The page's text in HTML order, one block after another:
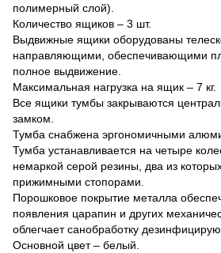
полимерный слой).
Количество ящиков – 3 шт.
Выдвижные ящики оборудованы
направляющими, обеспечивающими
полное выдвижение.
Максимальная нагрузка на ящик – 7 кг.
Все ящики тумбы закрываются
замком.
Тумба снабжена эргономичными
Тумба устанавливается на четыре
немаркой серой резины, два из
прижимными стопорами.
Порошковое покрытие металла
появления царапин и других
облегчает санобработку
Основной цвет – белый.